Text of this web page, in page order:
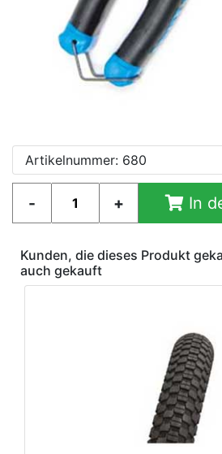
Artikelnummer: 680
In
Kunden, die dieses Produkt
auch gekauft